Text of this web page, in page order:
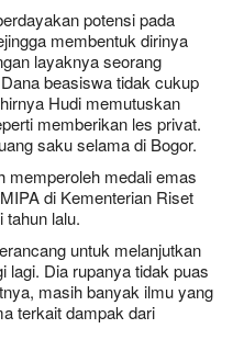
potensi pada
membentuk dirinya
layaknya seorang
beasiswa tidak cukup
Hudi memutuskan
memberikan les privat.
saku selama di Bogor.
memperoleh medali emas
di Kementerian Riset
tahun lalu.
untuk melanjutkan
lagi. Dia rupanya tidak puas
masih banyak ilmu yang
terkait dampak dari